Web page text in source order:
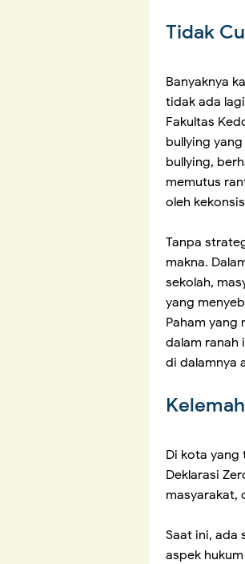
Tidak
Banyaknya
tidak ada
Fakultas
bullying
bullying,
memutus
oleh
Tanpa
makna.
sekolah,
yang
Paham yang
dalam ranah
di dalamnya
Di kota yang
Deklarasi
masyarakat,
Saat ini, ada
aspek